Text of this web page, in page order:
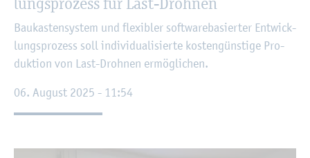
Bau­kas­ten­sys­tem und fle­xi­bler soft­ware­ba­sier­ter Ent­wick­
lungs­pro­zess soll in­di­vi­dua­li­sier­te kos­ten­güns­ti­ge Pro­
duk­ti­on von Last-Droh­nen er­mög­li­chen.
06. Au­gust 2025 - 11:54